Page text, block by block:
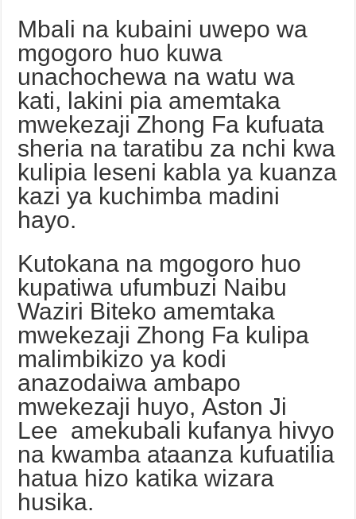
Mbali na kubaini uwepo wa
mgogoro huo kuwa
unachochewa na watu wa
kati, lakini pia amemtaka
mwekezaji Zhong Fa kufuata
sheria na taratibu za nchi kwa
kulipia leseni kabla ya kuanza
kazi ya kuchimba madini
hayo.
Kutokana na mgogoro huo
kupatiwa ufumbuzi Naibu
Waziri Biteko amemtaka
mwekezaji Zhong Fa kulipa
malimbikizo ya kodi
anazodaiwa ambapo
mwekezaji huyo, Aston Ji
Lee amekubali kufanya hivyo
na kwamba ataanza kufuatilia
hatua hizo katika wizara
husika.